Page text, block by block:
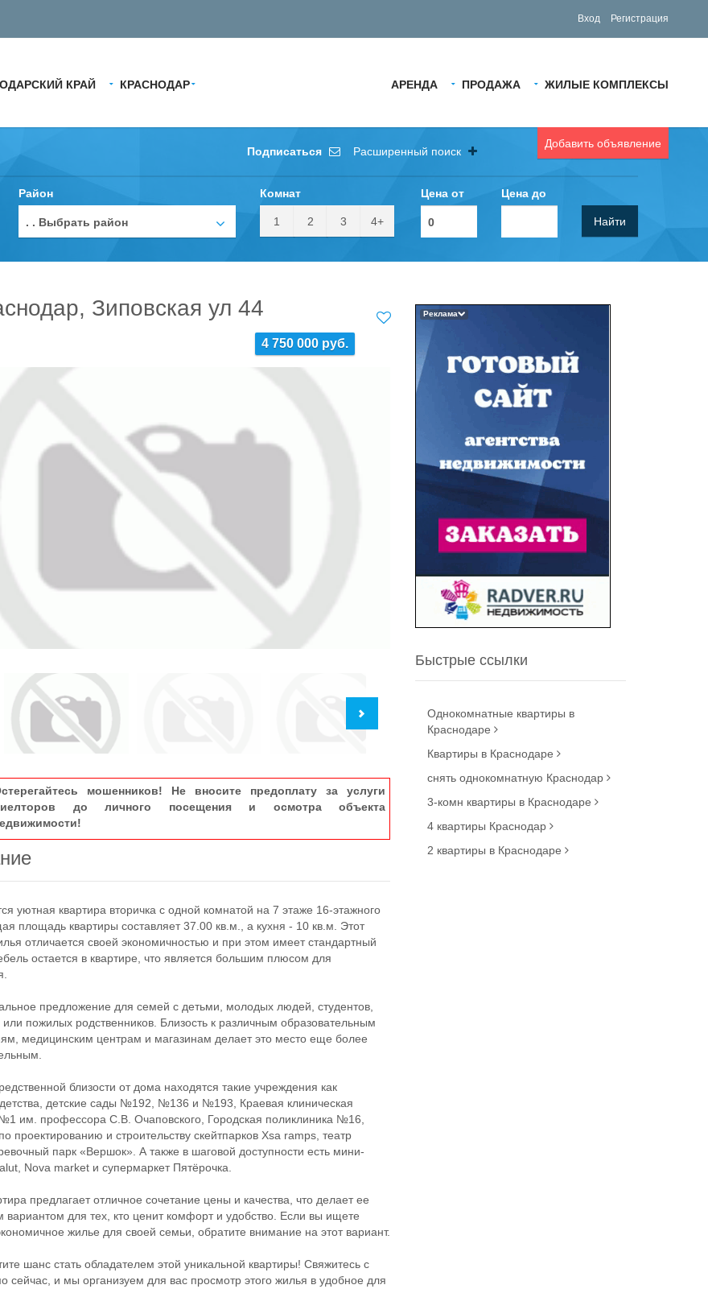
Вход Регистрация
АРЕНДА ПРОДАЖА ЖИЛЫЕ КОМПЛЕКСЫ
КРАЙ КРАСНОДАР
Добавить объявление
Подписаться Расширенный поиск
Район
. . Выбрать район
Комнат
1 2 3 4+
Цена от Цена до
Найти
Зиповская ул 44
4 750 000 руб.
мошенников! Не вносите предоплату за услуги
до личного посещения и осмотра объекта
уютная квартира вторичка с одной комнатой на 7 этаже 16-этажного
площадь квартиры составляет 37.00 кв.м., а кухня - 10 кв.м. Этот
отличается своей экономичностью и при этом имеет стандартный
остается в квартире, что является большим плюсом для
предложение для семей с детьми, молодых людей, студентов,
или пожилых родственников. Близость к различным образовательным
медицинским центрам и магазинам делает это место еще более
близости от дома находятся такие учреждения как
детские сады №192, №136 и №193, Краевая клиническая
им. профессора С.В. Очаповского, Городская поликлиника №16,
проектированию и строительству скейтпарков Xsa ramps, театр
парк «Вершок». А также в шаговой доступности есть мини-
Nova market и супермаркет Пятёрочка.
предлагает отличное сочетание цены и качества, что делает ее
вариантом для тех, кто ценит комфорт и удобство. Если вы ищете
жилье для своей семьи, обратите внимание на этот вариант.
шанс стать обладателем этой уникальной квартиры! Свяжитесь с
сейчас, и мы организуем для вас просмотр этого жилья в удобное для
Реклама
Быстрые ссылки
Однокомнатные квартиры в
Краснодаре
Квартиры в Краснодаре
снять однокомнатную Краснодар
3-комн квартиры в Краснодаре
4 квартиры Краснодар
2 квартиры в Краснодаре